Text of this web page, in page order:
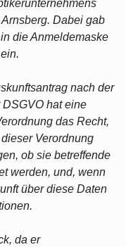
Dabei gab
die Anmeldemaske
nach der
hat eine
das Recht,
Verordnung
ob sie betreffende
werden, und, wenn
über diese Daten
da er